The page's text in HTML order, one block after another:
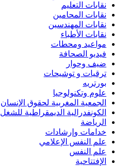
نقابات التعليم
نقابات المحامين
نقابات المهندسين
نقابات الأطباء
مواعيد ومحطات
فيديو الصحافة
ضيف وحوار
ترقيات و توشيحات
بورتريه
علوم وتكنولوجيا
الجمعية المغربية لحقوق الإنسان
الكونفدرالية الديمقراطية للشغل
الرياضة
خدامات وإرشادات
علم النفس الإعلامي
علم النفس
الإفتتاحية